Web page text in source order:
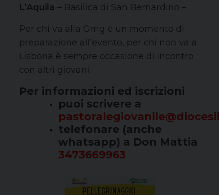
L’Aquila – Basilica di San Bernardino –
Per chi va alla Gmg è un momento di
preparazione all’evento, per chi non va a
Lisbona è sempre occasione di incontro
con altri giovani.
Per informazioni ed iscrizioni
puoi scrivere a
telefonare (anche
whatsapp) a Don Mattia
3473669963